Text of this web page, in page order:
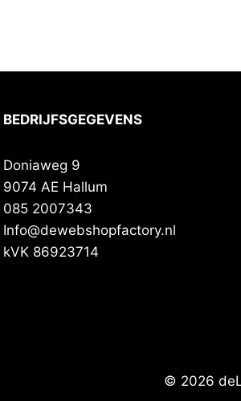
BEDRIJFSGEGEVENS
Doniaweg 9
9074 AE Hallum
085 2007343
Info@dewebshopfactory.nl
kVK 86923714
© 2026